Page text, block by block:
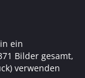
ein
Bilder gesamt,
verwenden